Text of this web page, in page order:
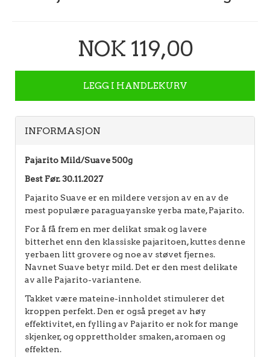
NOK 119,00
LEGG I HANDLEKURV
INFORMASJON
Pajarito Mild/Suave 500g
Best Før. 30.11.2027
Pajarito Suave er en mildere versjon av en av de
mest populære paraguayanske yerba mate, Pajarito.
For å få frem en mer delikat smak og lavere
bitterhet enn den klassiske pajaritoen, kuttes denne
yerbaen litt grovere og noe av støvet fjernes.
Navnet Suave betyr mild. Det er den mest delikate
av alle Pajarito-variantene.
Takket være mateine-innholdet stimulerer det
kroppen perfekt. Den er også preget av høy
effektivitet, en fylling av Pajarito er nok for mange
skjenker, og opprettholder smaken, aromaen og
effekten.